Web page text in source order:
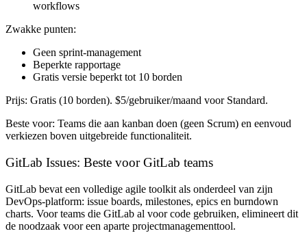
workflows
Zwakke punten:
Geen sprint-management
Beperkte rapportage
Gratis versie beperkt tot 10 borden
Prijs: Gratis (10 borden). $5/gebruiker/maand voor Standard.
Beste voor: Teams die aan kanban doen (geen Scrum) en eenvoud
verkiezen boven uitgebreide functionaliteit.
GitLab Issues: Beste voor GitLab teams
GitLab bevat een volledige agile toolkit als onderdeel van zijn
DevOps-platform: issue boards, milestones, epics en burndown
charts. Voor teams die GitLab al voor code gebruiken, elimineert dit
de noodzaak voor een aparte projectmanagementtool.